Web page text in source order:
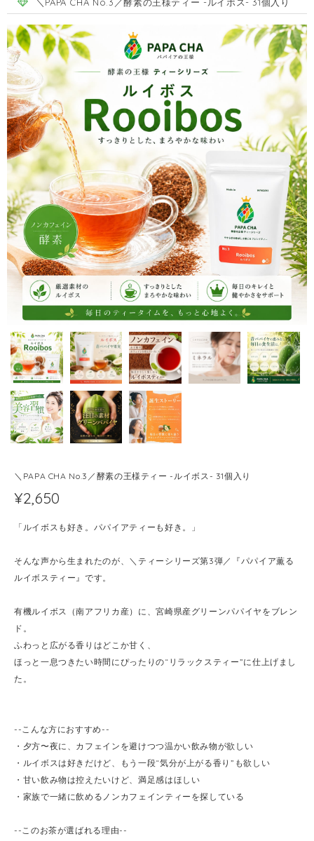
＼PAPA CHA No.3／酵素の王様ティー -ルイボス- 31個入り
¥2,650
「ルイボスも好き。パパイアティーも好き。」
そんな声から生まれたのが、＼ティーシリーズ第3弾／『パパイア薫る
ルイボスティー』です。
有機ルイボス（南アフリカ産）に、宮崎県産グリーンパパイヤをブレン
ド。
ふわっと広がる香りはどこか甘く、
ほっと一息つきたい時間にぴったりの“リラックスティー”に仕上げまし
た。
--こんな方におすすめ--
・夕方〜夜に、カフェインを避けつつ温かい飲み物が欲しい
・ルイボスは好きだけど、もう一段“気分が上がる香り”も欲しい
・甘い飲み物は控えたいけど、満足感はほしい
・家族で一緒に飲めるノンカフェインティーを探している
--このお茶が選ばれる理由--